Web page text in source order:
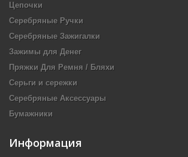
Цепочки
Серебряные Ручки
Серебряные Зажигалки
Зажимы для Денег
Пряжки Для Ремня / Бляхи
Серьги и сережки
Серебряные Аксессуары
Бумажники
Информация